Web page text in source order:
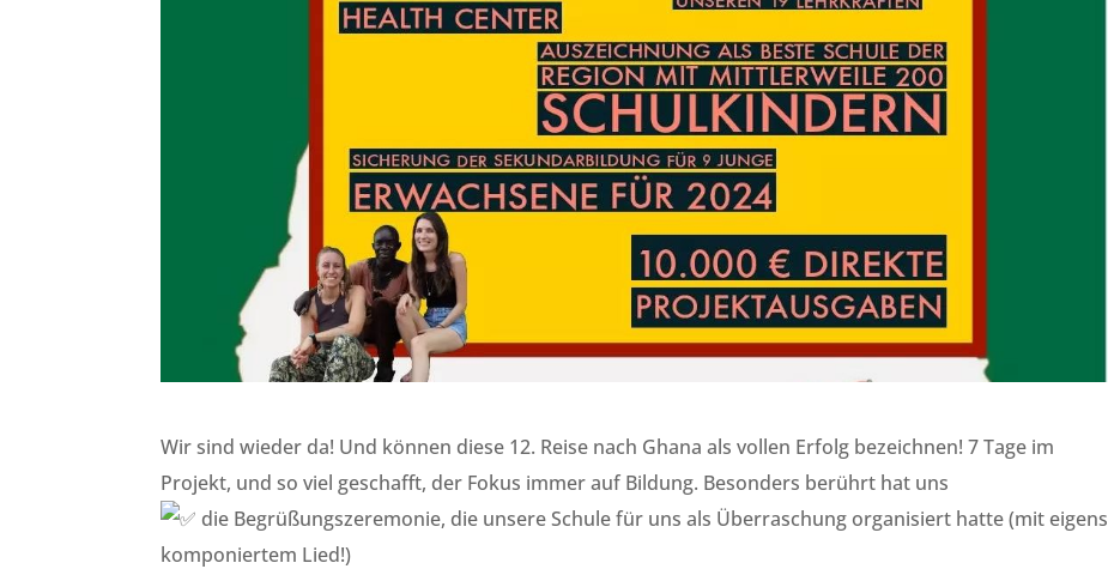
Wir sind wieder da! Und können diese 12. Reise nach Ghana als vollen Erfolg bezeichnen! 7 Tage im
Projekt, und so viel geschafft, der Fokus immer auf Bildung. Besonders berührt hat uns
die Begrüßungszeremonie, die unsere Schule für uns als Überraschung organisiert hatte (mit eigens
komponiertem Lied!)